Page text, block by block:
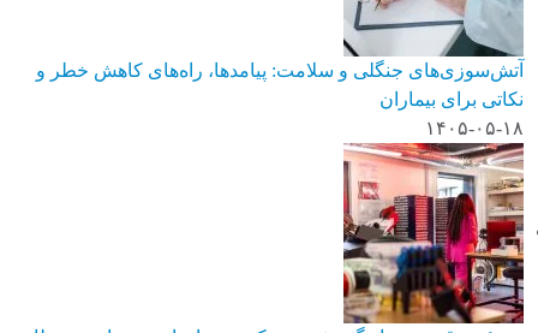
آتش‌سوزی‌های جنگلی و سلامت: پیامدها، راه‌های کاهش خطر و
نکاتی برای بیماران
۱۴۰۵-۰۵-۱۸